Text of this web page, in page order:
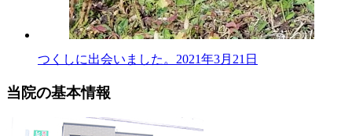
つくしに出会いました。 2021年3月21日
当院の基本情報